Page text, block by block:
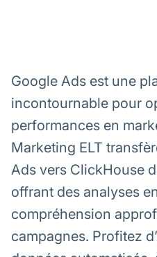
Google Ads est une
incontournable pour
performances en
Marketing ELT
Ads vers ClickHouse
offrant des analyses
compréhension
campagnes. Profitez